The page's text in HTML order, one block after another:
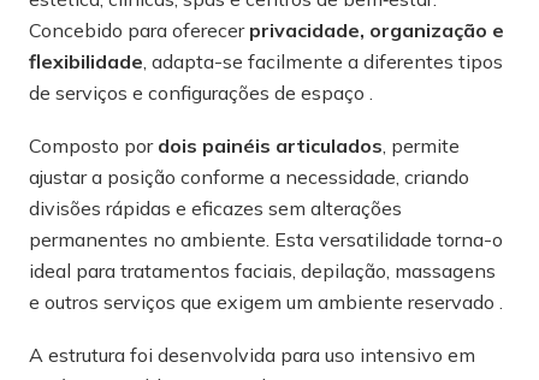
Concebido para oferecer privacidade, organização e
flexibilidade , adapta-se facilmente a diferentes tipos
de serviços e configurações de espaço .
Composto por dois painéis articulados , permite
ajustar a posição conforme a necessidade, criando
divisões rápidas e eficazes sem alterações
permanentes no ambiente. Esta versatilidade torna-o
ideal para tratamentos faciais, depilação, massagens
e outros serviços que exigem um ambiente reservado .
A estrutura foi desenvolvida para uso intensivo em